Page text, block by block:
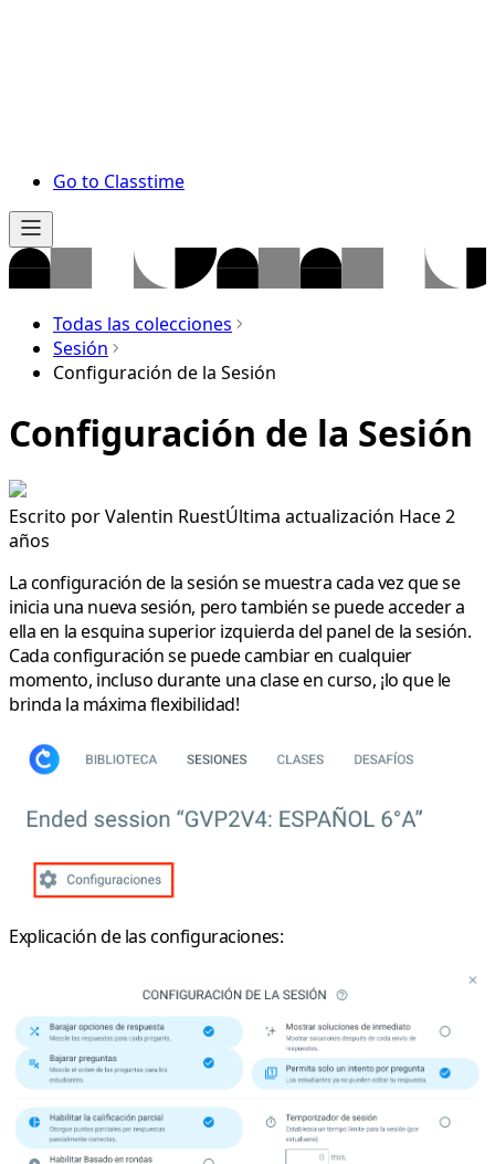
Go to Classtime
Todas las colecciones
Sesión
Configuración de la Sesión
Configuración de la Sesión
Escrito porValentin RuestÚltima actualización Hace 2
años
La configuración de la sesión se muestra cada vez que se
inicia una nueva sesión, pero también se puede acceder a
ella en la esquina superior izquierda del panel de la sesión.
Cada configuración se puede cambiar en cualquier
momento, incluso durante una clase en curso, ¡lo que le
brinda la máxima flexibilidad!
Explicación de las configuraciones: